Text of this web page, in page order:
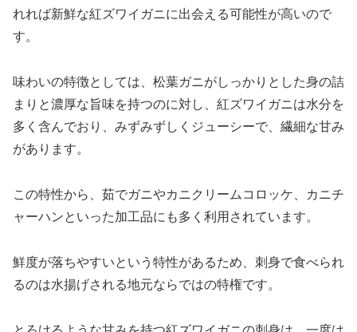
れれば新鮮な紅ズワイガニに出会える可能性が高いので
す。
味わいの特徴としては、松葉ガニがしっかりとした身の詰
まりと濃厚な旨味を持つのに対し、紅ズワイガニは水分を
多く含んでおり、みずみずしくジューシーで、繊細な甘み
があります。
この特性から、茹でガニやカニクリームコロッケ、カニチ
ャーハンといった加工品にも多く利用されています。
鮮度が落ちやすいという特性があるため、刺身で食べられ
るのは水揚げされる地元ならではの特権です。